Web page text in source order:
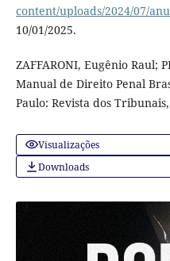
content/uploads/2024/07/
10/01/2025.
ZAFFARONI, Eugênio Raul;
Manual de Direito Penal
Paulo: Revista dos
Visualizações
Downloads